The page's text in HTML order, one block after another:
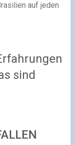
auf jeden
sind